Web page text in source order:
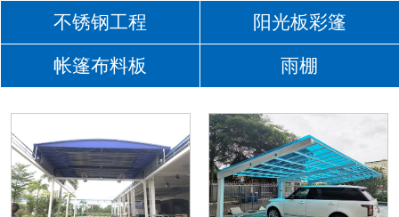
不锈钢工程 阳光板彩篷
帐篷布料板 雨棚